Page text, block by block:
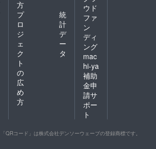
方
プ
ロ
ジ
ェ
ク
ト
の
広
め
方
統
計
デ
ー
タ
ウド
ファ
ン
ディ
ング
mac
hi-ya
補助
金申
請サ
ポー
ト
「QRコード」は株式会社デンソーウェーブの登録商標です。